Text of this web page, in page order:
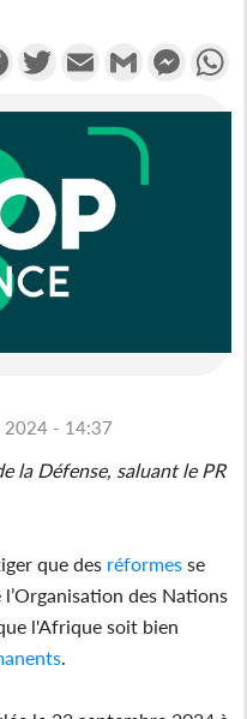
FacebookTwitterEmail Gmail
2024 - 14:37
la Défense, saluant le PR
que des réformes se
l’Organisation des Nations
l'Afrique soit bien